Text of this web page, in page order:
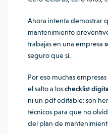
Ahora intenta demostrar
mantenimiento
trabajas en una empresa
seguro que sí.
Por eso muchas
el salto a loschecklist
ni un pdf editable: son
técnicos para que no
del plan de